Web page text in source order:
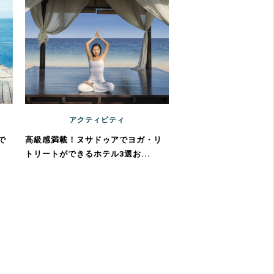
アクティビティ
高級感満載！ヌサドゥアでヨガ・リ
トリートができるホテル3選お...